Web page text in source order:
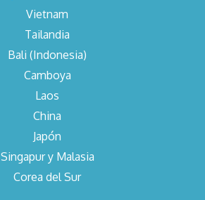
Vietnam
Tailandia
Bali (Indonesia)
Camboya
Laos
China
Japón
Singapur y Malasia
Corea del Sur